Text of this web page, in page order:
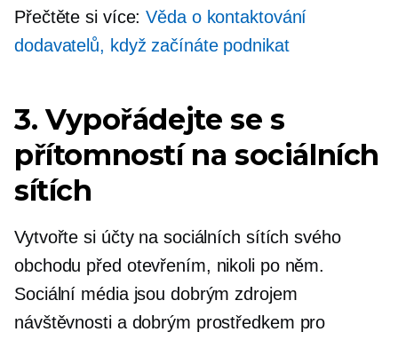
Přečtěte si více:Věda o kontaktování
dodavatelů, když začínáte podnikat
3. Vypořádejte se s
přítomností na sociálních
sítích
Vytvořte si účty na sociálních sítích svého
obchodu před otevřením, nikoli po něm.
Sociální média jsou dobrým zdrojem
návštěvnosti a dobrým prostředkem pro